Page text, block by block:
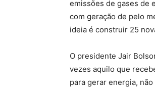
emissões de gases de
com geração de pelo
ideia é construir 25
O presidente Jair
vezes aquilo que
para gerar energia,